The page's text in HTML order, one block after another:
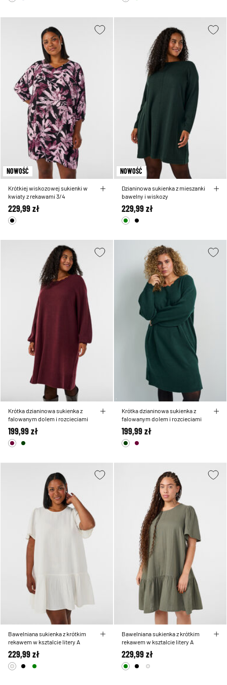
NOWOŚĆ
Krótkiej wiskozowej sukienki w
kwiaty z rekawami 3/4
229,99 zł
NOWOŚĆ
Dzianinowa sukienka z mieszanki
bawelny i wiskozy
229,99 zł
Krótka dzianinowa sukienka z
falowanym dolem i rozcieciami
199,99 zł
Krótka dzianinowa sukienka z
falowanym dolem i rozcieciami
199,99 zł
Bawelniana sukienka z krótkim
rekawem w ksztalcie litery A
229,99 zł
Bawelniana sukienka z krótkim
rekawem w ksztalcie litery A
229,99 zł